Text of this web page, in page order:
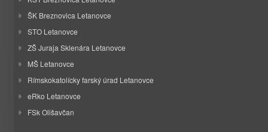
ŠK Breznovica Letanovce
STO Letanovce
ZŠ Juraja Sklenára Letanovce
MŠ Letanovce
Rímskokatolícky farský úrad Letanovce
eRko Letanovce
FSk Olišavčan